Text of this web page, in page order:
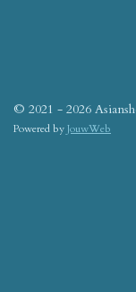
© 2021 - 2026
Powered byJouwWeb